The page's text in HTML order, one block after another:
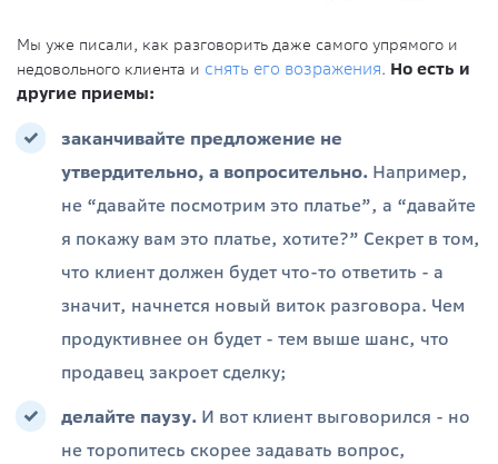
Мы уже писали, как разговорить даже самого упрямого и
недовольного клиента и снять его возражения. Но есть и
другие приемы:
заканчивайте предложение не
утвердительно, а вопросительно. Например,
не “давайте посмотрим это платье”, а “давайте
я покажу вам это платье, хотите?” Секрет в том,
что клиент должен будет что-то ответить - а
значит, начнется новый виток разговора. Чем
продуктивнее он будет - тем выше шанс, что
продавец закроет сделку;
делайте паузу. И вот клиент выговорился - но
не торопитесь скорее задавать вопрос,